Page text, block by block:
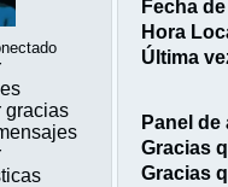
gracias
Fecha
Hora
Última
Panel
Gracias
Gracias